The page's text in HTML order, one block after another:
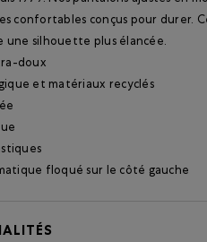
confortables conçus pour durer.
une silhouette plus élancée.
doux
et matériaux recyclés
floqué sur le côté gauche